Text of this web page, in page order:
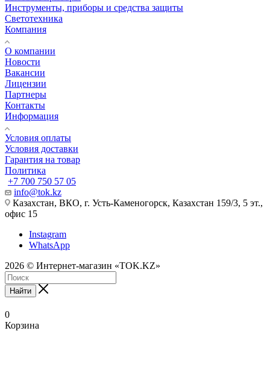
Инструменты, приборы и средства защиты
Светотехника
Компания
О компании
Новости
Вакансии
Лицензии
Партнеры
Контакты
Информация
Условия оплаты
Условия доставки
Гарантия на товар
Политика
+7 700 750 57 05
info@tok.kz
Казахстан, ВКО, г. Усть-Каменогорск, Казахстан 159/3, 5 эт.,
офис 15
Instagram
WhatsApp
2026 © Интернет-магазин «TOK.KZ»
Найти
0
Корзина